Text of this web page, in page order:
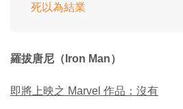
死以為結業
羅拔唐尼（Iron Man）
即將上映之 Marvel 作品：沒有